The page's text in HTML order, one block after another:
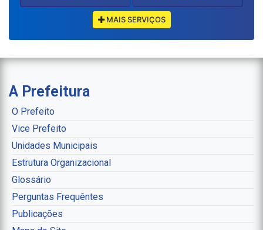
MAIS SERVIÇOS
A Prefeitura
O Prefeito
Vice Prefeito
Unidades Municipais
Estrutura Organizacional
Glossário
Perguntas Frequêntes
Publicações